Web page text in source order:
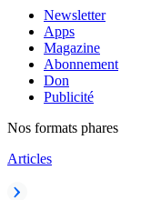
Newsletter
Apps
Magazine
Abonnement
Don
Publicité
Nos formats phares
Articles